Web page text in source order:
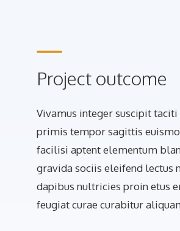
Project outcome
Vivamus integer suscipit
primis tempor sagittis
facilisi aptent elementum
gravida sociis eleifend lectus
dapibus nultricies proin etus
feugiat curae curabitur